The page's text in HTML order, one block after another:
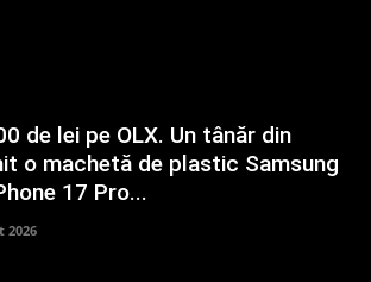
de lei pe OLX. Un tânăr din
o machetă de plastic Samsung
17 Pro...
2026